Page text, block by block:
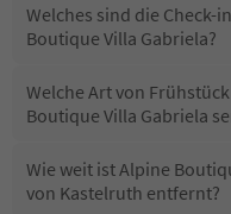
Welches sind die Check-
Boutique Villa Gabriela?
Welche Art von
Boutique Villa Gabriela
Wie weit ist Alpine
von Kastelruth entfernt?